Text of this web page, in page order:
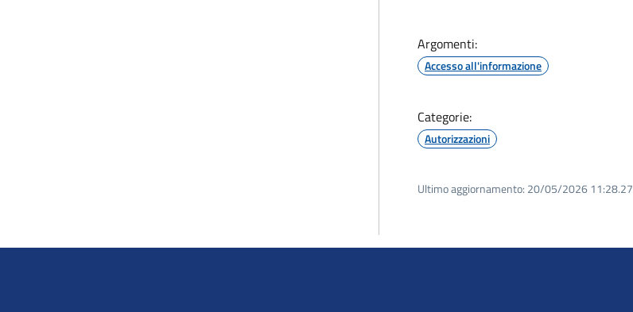
Argomenti:
Accesso all'informazione
Categorie:
Autorizzazioni
Ultimo aggiornamento: 20/05/2026 11:28.27